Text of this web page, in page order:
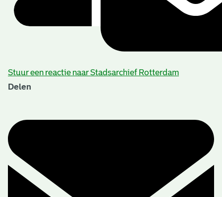
Stuur een reactie naar Stadsarchief Rotterdam
Delen